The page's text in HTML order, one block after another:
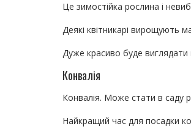
Це зимостійка рослина і
Деякі квітникарі вирощують
Дуже красиво буде виглядати
Конвалія
Конвалія. Може стати в саду
Найкращий час для посадки